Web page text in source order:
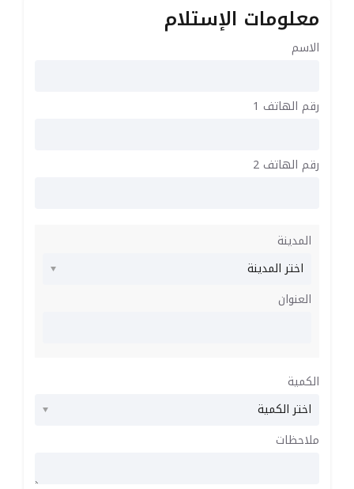
معلومات الإستلام
الاسم
رقم الهاتف 1
رقم الهاتف 2
المدينة
العنوان
الكمية
ملاحظات